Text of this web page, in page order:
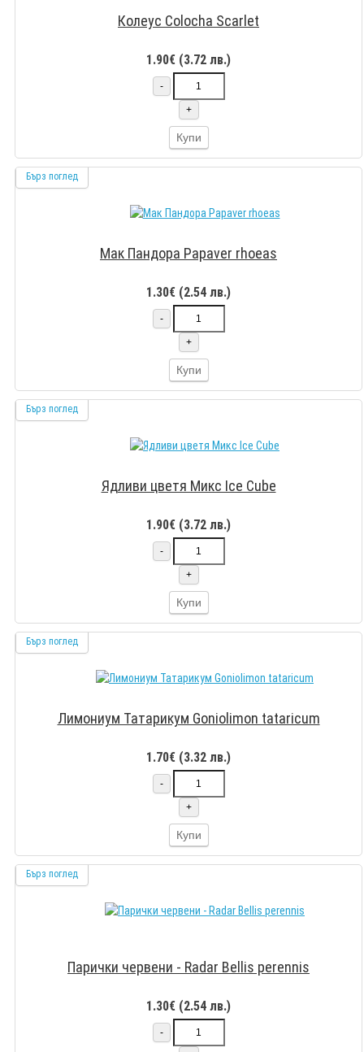
Колеус Colocha Scarlet
1.90€ (3.72 лв.)
-
+
Купи
Бърз поглед
Мак Пандора Papaver rhoeas
1.30€ (2.54 лв.)
-
+
Купи
Бърз поглед
Ядливи цветя Микс Ice Cube
1.90€ (3.72 лв.)
-
+
Купи
Бърз поглед
Лимониум Татарикум Goniolimon tataricum
1.70€ (3.32 лв.)
-
+
Купи
Бърз поглед
Парички червени - Radar Bellis perennis
1.30€ (2.54 лв.)
-